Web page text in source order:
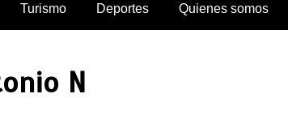
Turismo Deportes Quienes somos
N